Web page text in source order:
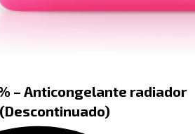
– Anticongelante radiador